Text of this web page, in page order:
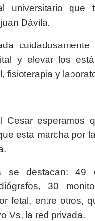
universitario que
Dávila.
y elevar los
fisioterapia y
Cesar esperamos
esta marcha por
se destacan: 49
30
fetal, entre otros,
Vs. la red privada.